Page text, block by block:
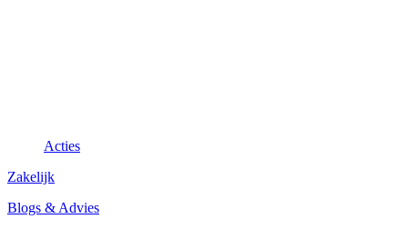
Acties
Zakelijk
Blogs & Advies